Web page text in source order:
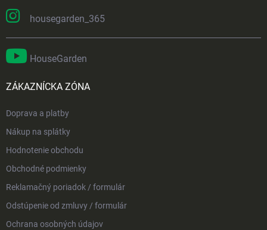
housegarden_365
HouseGarden
ZÁKAZNÍCKA ZÓNA
Doprava a platby
Nákup na splátky
Hodnotenie obchodu
Obchodné podmienky
Reklamačný poriadok / formulár
Odstúpenie od zmluvy / formulár
Ochrana osobných údajov